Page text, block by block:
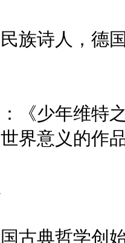
诗人，德国
少年维特之
界意义的作
典哲学创始